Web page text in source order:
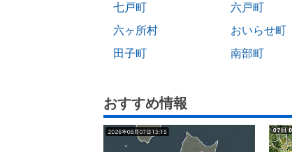
七戸町
六戸町
六ヶ所村
おいらせ町
田子町
南部町
おすすめ情報